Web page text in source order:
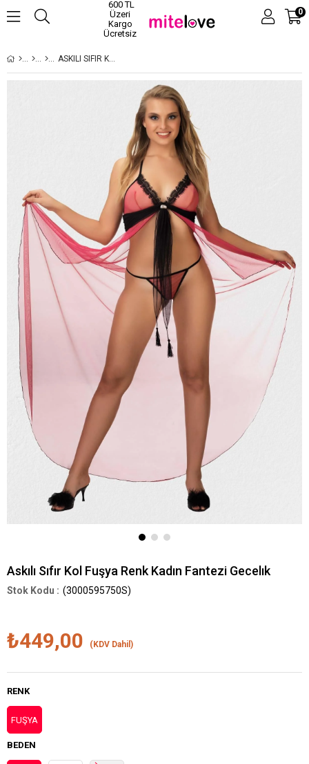
600 TL
Üzeri
Kargo
Ücretsiz
0
ASKILI SIFIR KOL FUŞYA RENK KADIN FANTEZI GECELIK
Askılı Sıfır Kol Fuşya Renk Kadın Fantezi Gecelık
(3000595750S)
₺449,00 (KDV Dahil)
RENK
FUŞYA
BEDEN